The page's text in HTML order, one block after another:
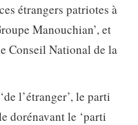
étrangers patriotes à
Manouchian’, et
Conseil National de la
l’étranger’, le parti
dorénavant le ‘parti